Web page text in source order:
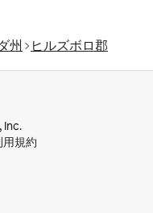
州
ヒルズボロ郡
Inc.
用規約